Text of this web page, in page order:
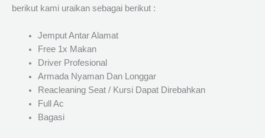
berikut kami uraikan sebagai berikut :
Jemput Antar Alamat
Free 1x Makan
Driver Profesional
Armada Nyaman Dan Longgar
Reacleaning Seat / Kursi Dapat Direbahkan
Full Ac
Bagasi